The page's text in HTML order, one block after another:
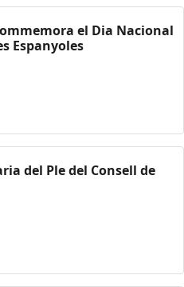
el Dia Nacional
Espanyoles
del Ple del Consell de